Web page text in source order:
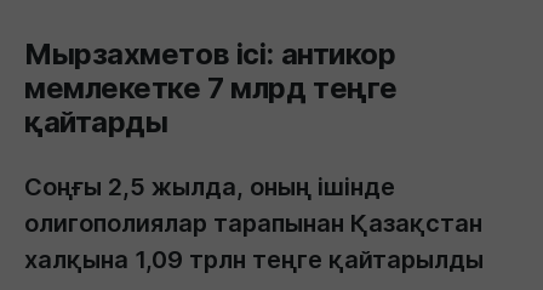
Мырзахметов ісі: антикор
мемлекетке 7 млрд теңге
қайтарды
Соңғы 2,5 жылда, оның ішінде
олигополиялар тарапынан Қазақстан
халқына 1,09 трлн теңге қайтарылды